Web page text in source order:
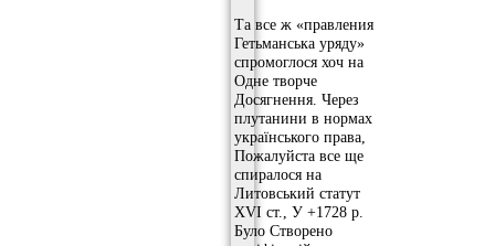
Та все ж «правления
Гетьманська уряду»
спромоглося хоч на
Одне творче
Досягнення. Через
плутанини в нормах
українського права,
Пожалуйста все ще
спиралося на
Литовський статут
XVI ст., У +1728 р.
Було Створено